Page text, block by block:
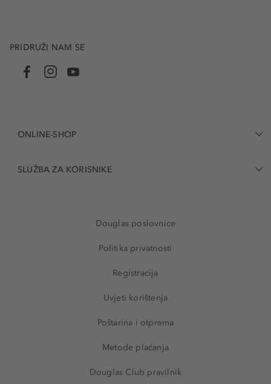
PRIDRUŽI NAM SE
ONLINE-SHOP
SLUŽBA ZA KORISNIKE
Douglas poslovnice
Politika privatnosti
Registracija
Uvjeti korištenja
Poštarina i otprema
Metode plaćanja
Douglas Club pravilnik